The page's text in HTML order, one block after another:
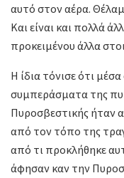
αυτό στον αέρα.
Και είναι και πολλά
προκειμένου άλλα
Η ίδια τόνισε ότι
συμπεράσματα της
Πυροσβεστικής ήταν
από τον τόπο της
από τι προκλήθηκε
άφησαν καν την